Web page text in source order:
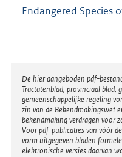
Endangered Species
Disclaimer
De hier aangeboden pdf-
Tractatenblad, provinciaal blad,
gemeenschappelijke regeling
zin van de Bekendmakingswet
bekendmaking verdragen voor
Voor pdf-publicaties van vóór
vorm uitgegeven bladen
elektronische versies daarvan